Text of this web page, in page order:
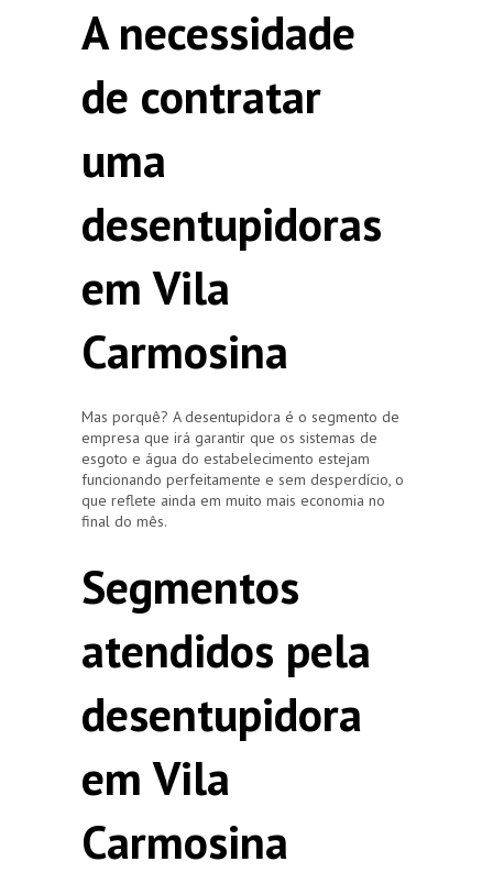
A necessidade
de contratar
uma
desentupidoras
em Vila
Carmosina
Mas porquê? A desentupidora é o segmento de
empresa que irá garantir que os sistemas de
esgoto e água do estabelecimento estejam
funcionando perfeitamente e sem desperdício, o
que reflete ainda em muito mais economia no
final do mês.
Segmentos
atendidos pela
desentupidora
em Vila
Carmosina